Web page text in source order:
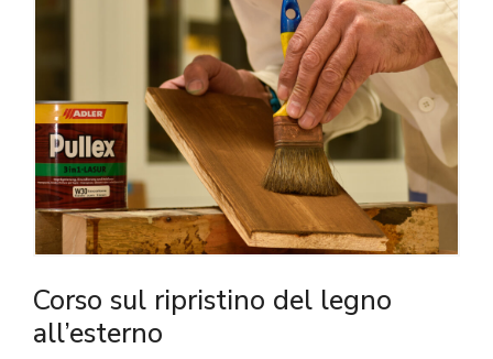
Corso sul ripristino del legno
all’esterno